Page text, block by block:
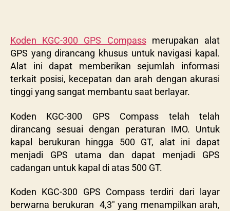
Koden KGC-300 GPS Compassmerupakan alat
GPS yang dirancang khusus untuk navigasi kapal.
Alat ini dapat memberikan sejumlah informasi
terkait posisi, kecepatan dan arah dengan akurasi
tinggi yang sangat membantu saat berlayar.
Koden KGC-300 GPS Compass telah telah
dirancang sesuai dengan peraturan IMO. Untuk
kapal berukuran hingga 500 GT, alat ini dapat
menjadi GPS utama dan dapat menjadi GPS
cadangan untuk kapal di atas 500 GT.
Koden KGC-300 GPS Compass terdiri dari layar
berwarna berukuran 4,3″ yang menampilkan arah,